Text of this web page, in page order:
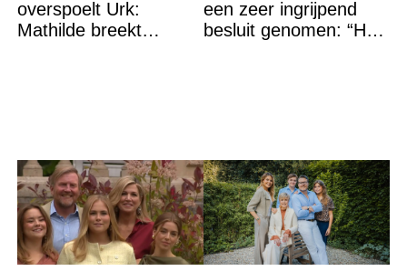
overspoelt Urk:
Mathilde breekt
een zeer ingrijpend
besluit genomen: “Het